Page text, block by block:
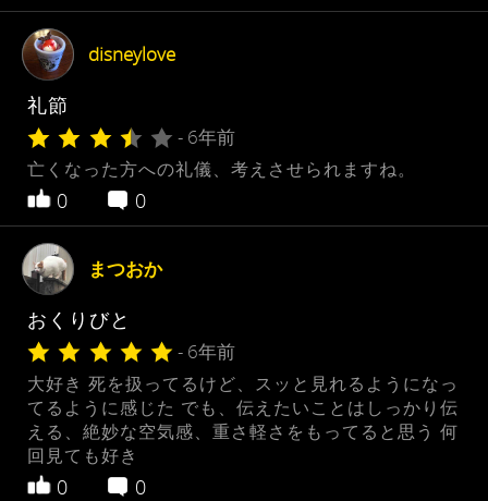
disneylove
礼節
- 6年前
亡くなった方への礼儀、考えさせられますね。
0 0
まつおか
おくりびと
- 6年前
大好き 死を扱ってるけど、スッと見れるようになっ
てるように感じた でも、伝えたいことはしっかり伝
える、絶妙な空気感、重さ軽さをもってると思う 何
回見ても好き
0 0